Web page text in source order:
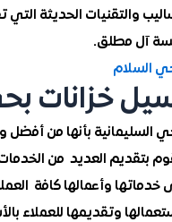
والتقنيات الحديثة
آل مطلق.
السلام
خزانات
بأنها من
بتقديم العديد من
وأعمالها كافة
وتقديمها للعملاء